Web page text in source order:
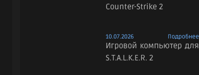
Counter-Strike 2
10.07.2026 Подробнее
Игровой компьютер для
S.T.A.L.K.E.R. 2